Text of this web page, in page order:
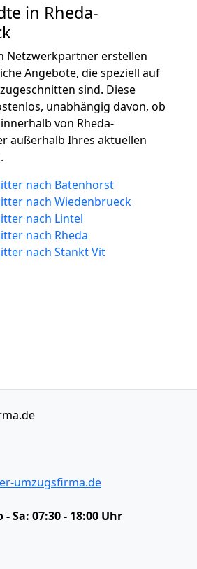
in Rheda-
Netzwerkpartner erstellen
Angebote, die speziell auf
sind. Diese
unabhängig davon, ob
von Rheda-
außerhalb Ihres aktuellen
nach Batenhorst
nach Wiedenbrueck
nach Lintel
nach Rheda
nach Stankt Vit
umzugsfirma.de
- Sa: 07:30 - 18:00 Uhr